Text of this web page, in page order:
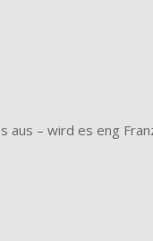
– wird es eng